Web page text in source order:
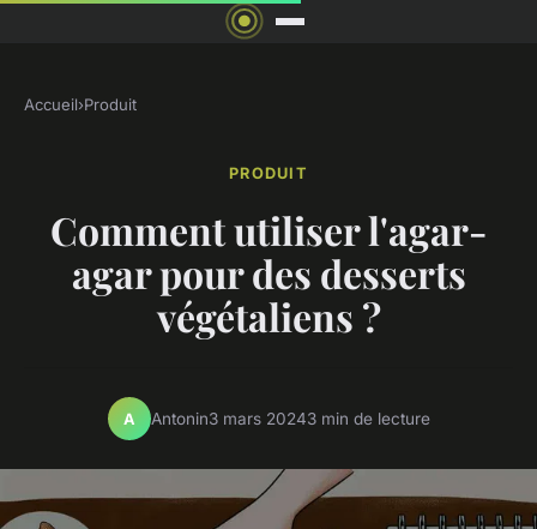
Accueil›Produit
PRODUIT
Comment utiliser l'agar-
agar pour des desserts
végétaliens ?
A Antonin3 mars 20243 min de lecture